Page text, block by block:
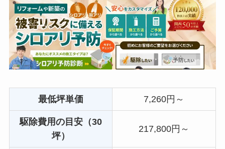
最低坪単価 7,260円～
駆除費用の目安（30
坪）
217,800円～